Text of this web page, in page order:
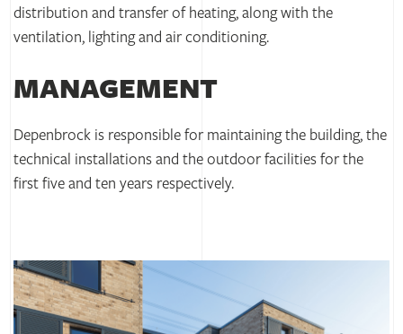
distribution and transfer of heating, along with the
ventilation, lighting and air conditioning.
MANAGEMENT
Depenbrock is responsible for maintaining the building, the
technical installations and the outdoor facilities for the
first five and ten years respectively.